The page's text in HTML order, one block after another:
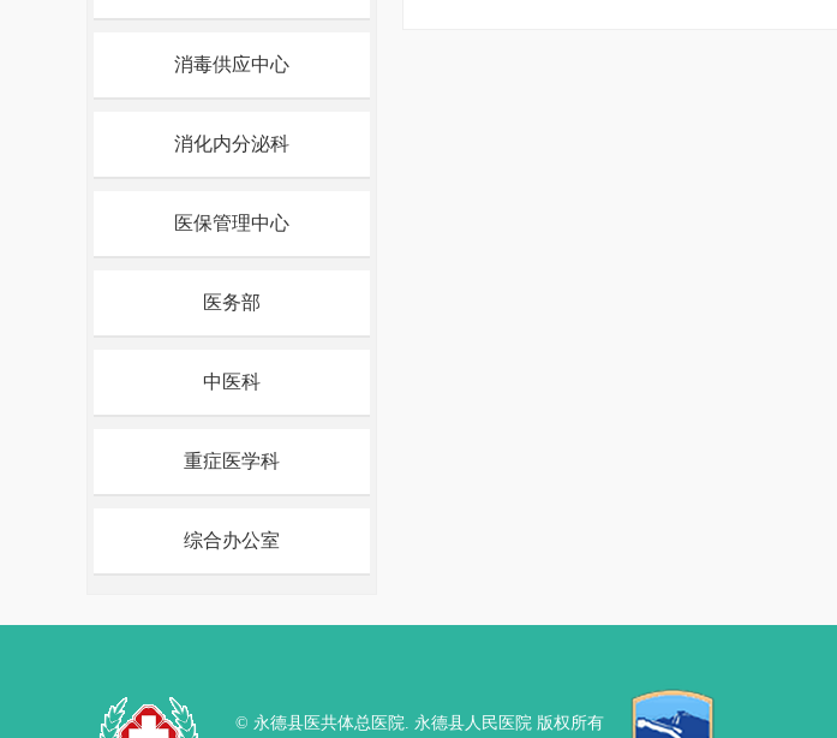
消毒供应中心
消化内分泌科
医保管理中心
医务部
中医科
重症医学科
综合办公室
© 永德县医共体总医院. 永德县人民医院 版权所有